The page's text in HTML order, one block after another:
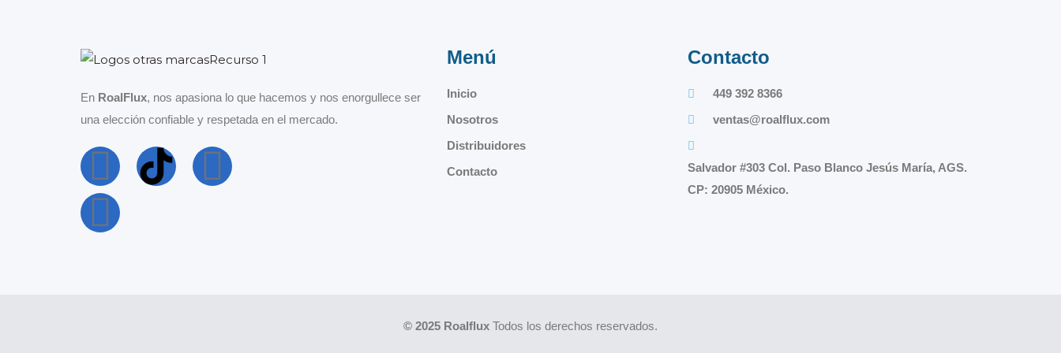
En RoalFlux, nos apasiona lo que hacemos y nos enorgullece ser
una elección confiable y respetada en el mercado.
Menú
Inicio
Nosotros
Distribuidores
Contacto
Contacto
449 392 8366
ventas@roalflux.com
Salvador #303 Col. Paso Blanco Jesús María, AGS.
CP: 20905 México.
© 2025 Roalflux Todos los derechos reservados.